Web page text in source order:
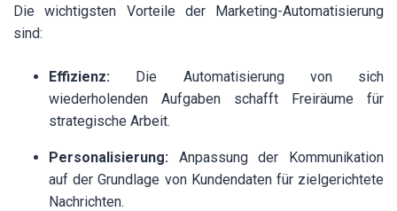
Die wichtigsten Vorteile der Marketing-Automatisierung
sind:
Effizienz: Die Automatisierung von sich
wiederholenden Aufgaben schafft Freiräume für
strategische Arbeit.
Personalisierung: Anpassung der Kommunikation
auf der Grundlage von Kundendaten für zielgerichtete
Nachrichten.